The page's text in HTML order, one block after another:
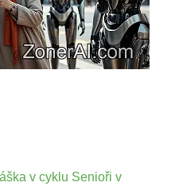
v cyklu Senioři v